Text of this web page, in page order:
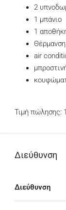
2
1 μπάνιο
1
Θέρμανση
air
Τιμή πώλησης:
Διεύθυνση
Διεύθυνση